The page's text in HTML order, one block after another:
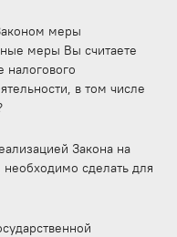
меры
меры Вы считаете
в том числе
Закона на
сделать для